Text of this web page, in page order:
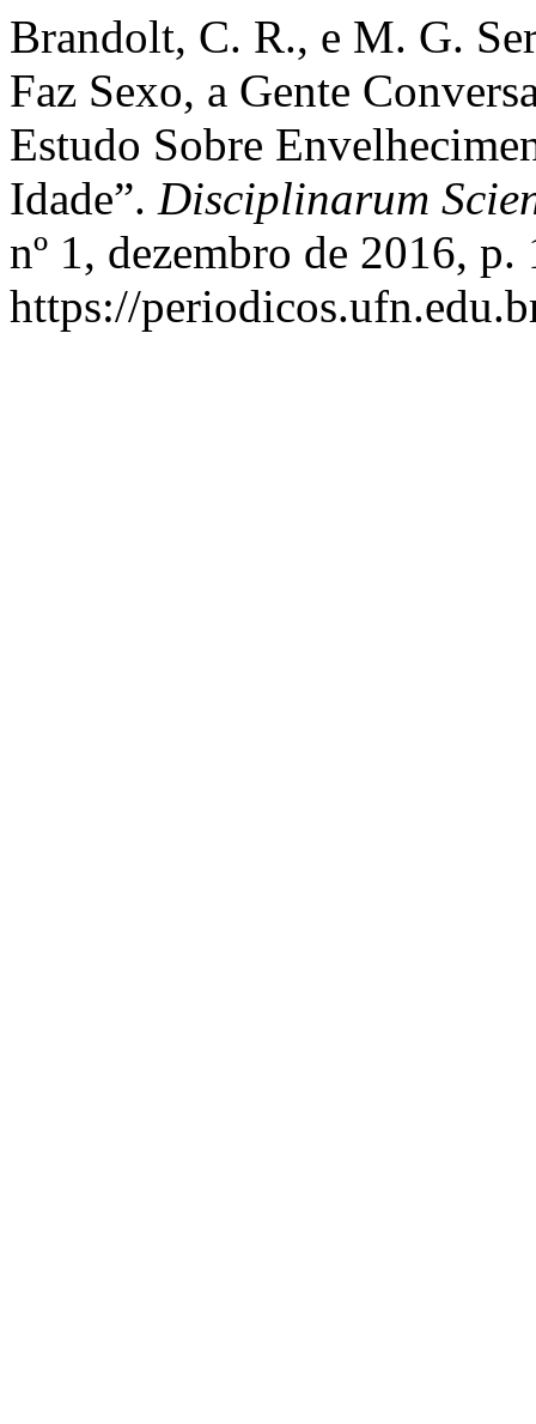
Brandolt, C. R., e M. G.
Faz Sexo, a Gente
Estudo Sobre
Idade”. Disciplinarum
nº 1, dezembro de 2016, p.
https://